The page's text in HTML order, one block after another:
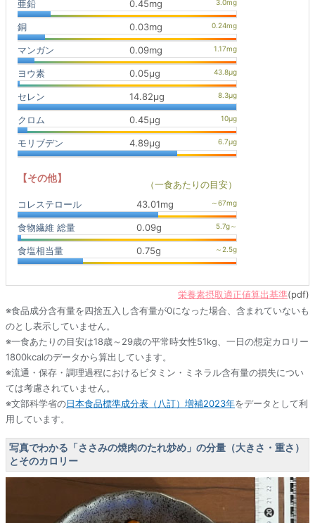
亜鉛 0.45mg
銅 0.03mg
マンガン 0.09mg
ヨウ素 0.05μg
セレン 14.82μg
クロム 0.45μg
モリブデン 4.89μg
【その他】
（一食あたりの目安）
コレステロール
43.01mg
食物繊維 総量 0.09g
食塩相当量 0.75g
栄養素摂取適正値算出基準(pdf)
※食品成分含有量を四捨五入し含有量が0になった場合、含まれていないも
のとし表示していません。
※一食あたりの目安は18歳～29歳の平常時女性51kg、一日の想定カロリー
1800kcalのデータから算出しています。
※流通・保存・調理過程におけるビタミン・ミネラル含有量の損失につい
ては考慮されていません。
※文部科学省の日本食品標準成分表（八訂）増補2023年をデータとして利
用しています。
写真でわかる「ささみの焼肉のたれ炒め」の分量（大きさ・重さ）
とそのカロリー